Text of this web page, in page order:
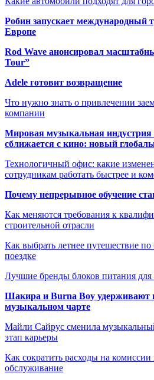
Робин запускает международный
Европе
Rod Wave анонсировал
Tour”
Adele готовит возвращение
Что нужно знать о привлечении
компании
Мировая музыкальная индустрия
сближается с кино: новый
Технологичный офис: какие
сотрудникам работать быстрее и
Почему непрерывное обучение
Как меняются требования к
строительной отрасли
Как выбрать летнее путешествие
поездке
Лучшие бренды блоков питания для
Шакира и Burna Boy удерживают
музыкальном чарте
Майли Сайрус сменила
этап карьеры
Как сократить расходы на комиссии
обслуживание